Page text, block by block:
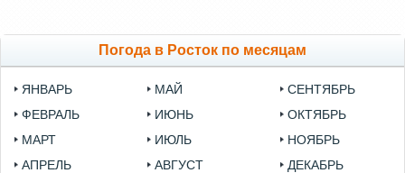
Погода в Росток по месяцам
ЯНВАРЬ
ФЕВРАЛЬ
МАРТ
АПРЕЛЬ
МАЙ
ИЮНЬ
ИЮЛЬ
АВГУСТ
СЕНТЯБРЬ
ОКТЯБРЬ
НОЯБРЬ
ДЕКАБРЬ